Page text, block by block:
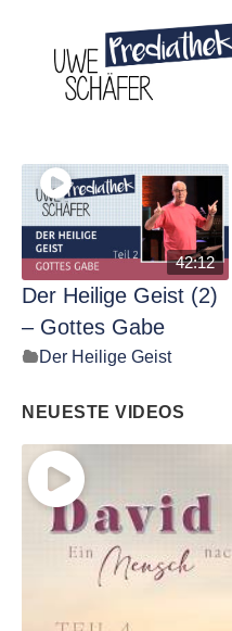
content
42:12
Der Heilige Geist (2)
– Gottes Gabe
Der Heilige Geist
NEUESTE VIDEOS